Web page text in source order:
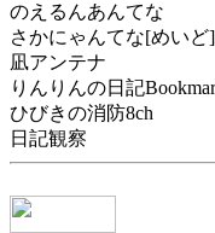
のえるんあんてな
さかにゃんてな[めいど
凪アンテナ
りんりんの日記
ひびきの消防8ch
日記観察